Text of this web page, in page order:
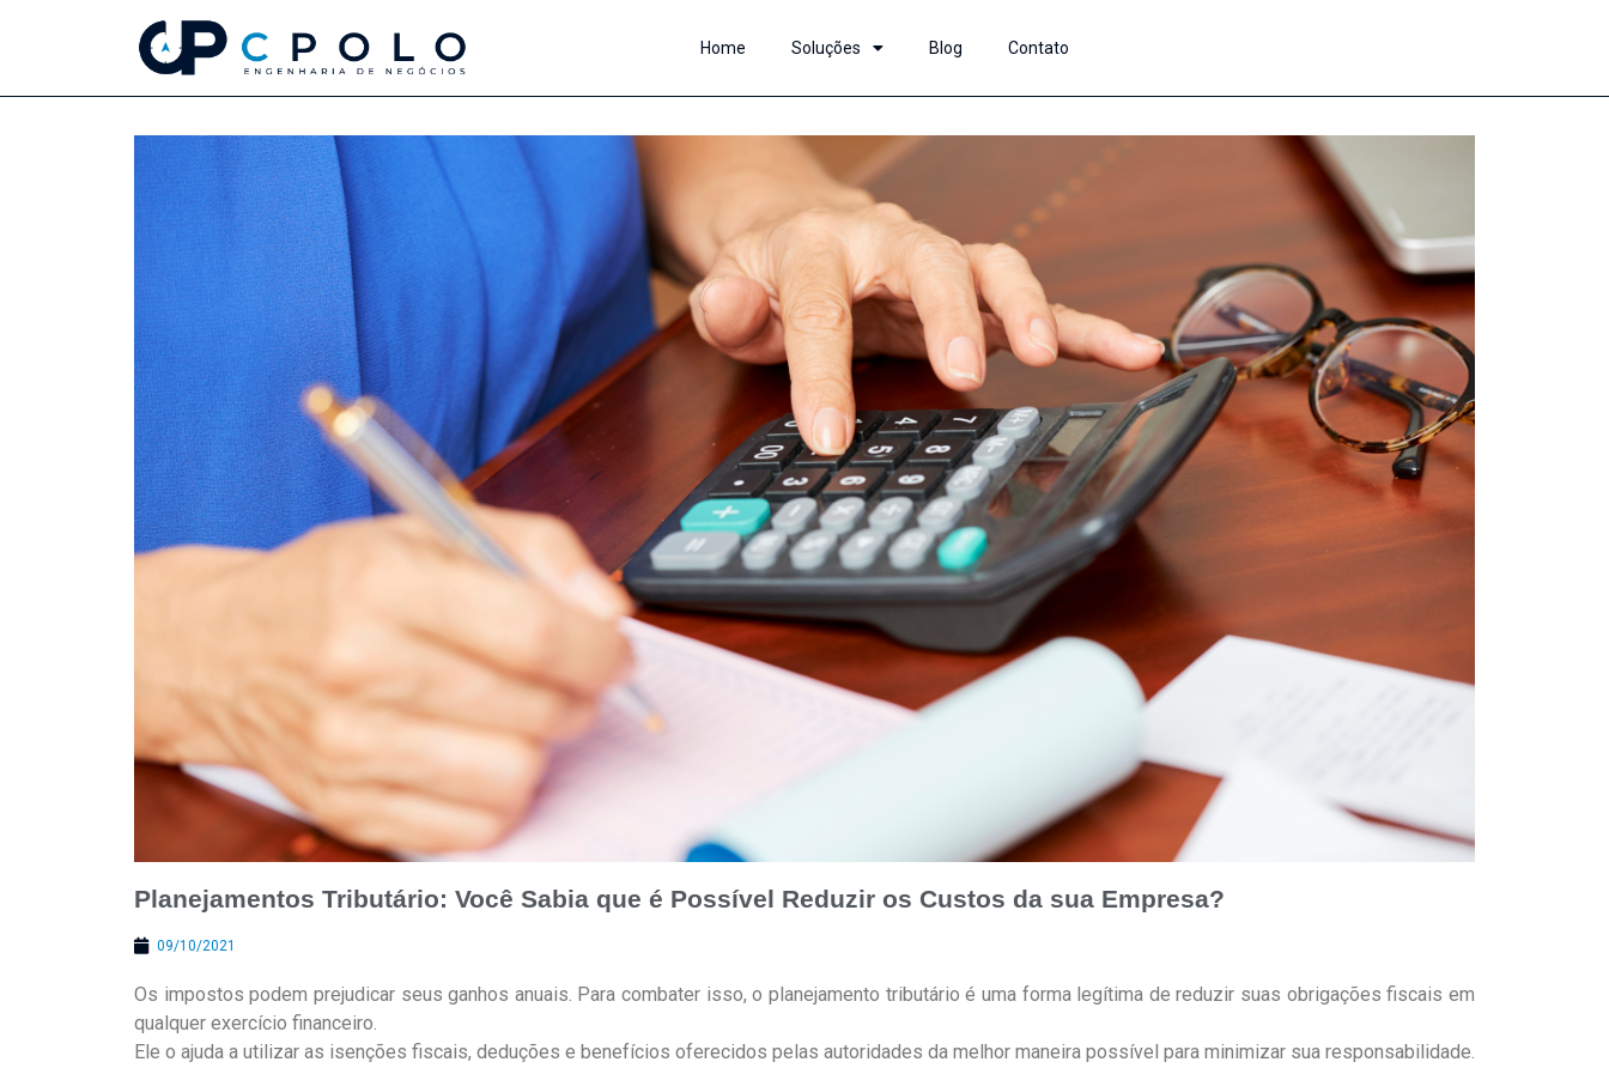
Home Soluções Blog Contato
Planejamentos Tributário: Você Sabia que é Possível Reduzir os Custos da sua Empresa?
09/10/2021
Os impostos podem prejudicar seus ganhos anuais. Para combater isso, o planejamento tributário é uma forma legítima de reduzir suas obrigações fiscais em
qualquer exercício financeiro.
Ele o ajuda a utilizar as isenções fiscais, deduções e benefícios oferecidos pelas autoridades da melhor maneira possível para minimizar sua responsabilidade.